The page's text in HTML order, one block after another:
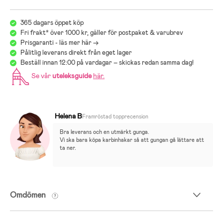
365 dagars öppet köp
Fri frakt* över 1000 kr, gäller för postpaket & varubrev
Prisgaranti - läs mer här ->
Pålitlig leverans direkt från eget lager
Beställ innan 12:00 på vardagar – skickas redan samma dag!
Se vår uteleksguide här.
Helena BFramröstad topprecension
Bra leverans och en utmärkt gunga.
Vi ska bara köpa karbinhakar så att gungan gå lättare att
ta ner.
Omdömen